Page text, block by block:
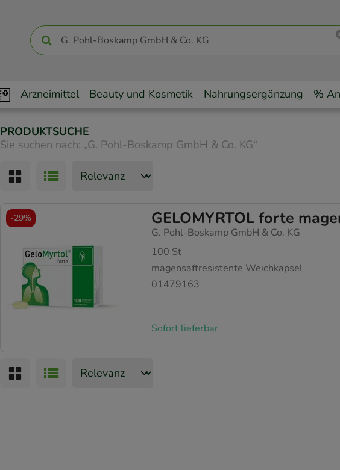
Arzneimittel Beauty und Kosmetik Nahrungsergänzung %
PRODUKTSUCHE
Sie suchen nach: „G. Pohl-Boskamp GmbH & Co. KG“
GELOMYRTOL forte
G. Pohl-Boskamp GmbH & Co. KG
100 St
magensaftresistente Weichkapsel
01479163
Sofort lieferbar
-29%